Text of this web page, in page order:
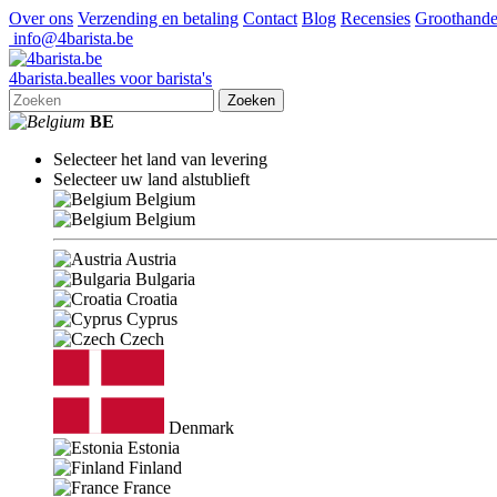
Over ons Verzending en betaling Contact Blog Recensies
info@4barista.be
4barista.bealles voor barista's
Zoeken
BE
Selecteer het land van levering
Selecteer uw land alstublieft
Belgium
Belgium
Austria
Bulgaria
Croatia
Cyprus
Czech
Denmark
Estonia
Finland
France